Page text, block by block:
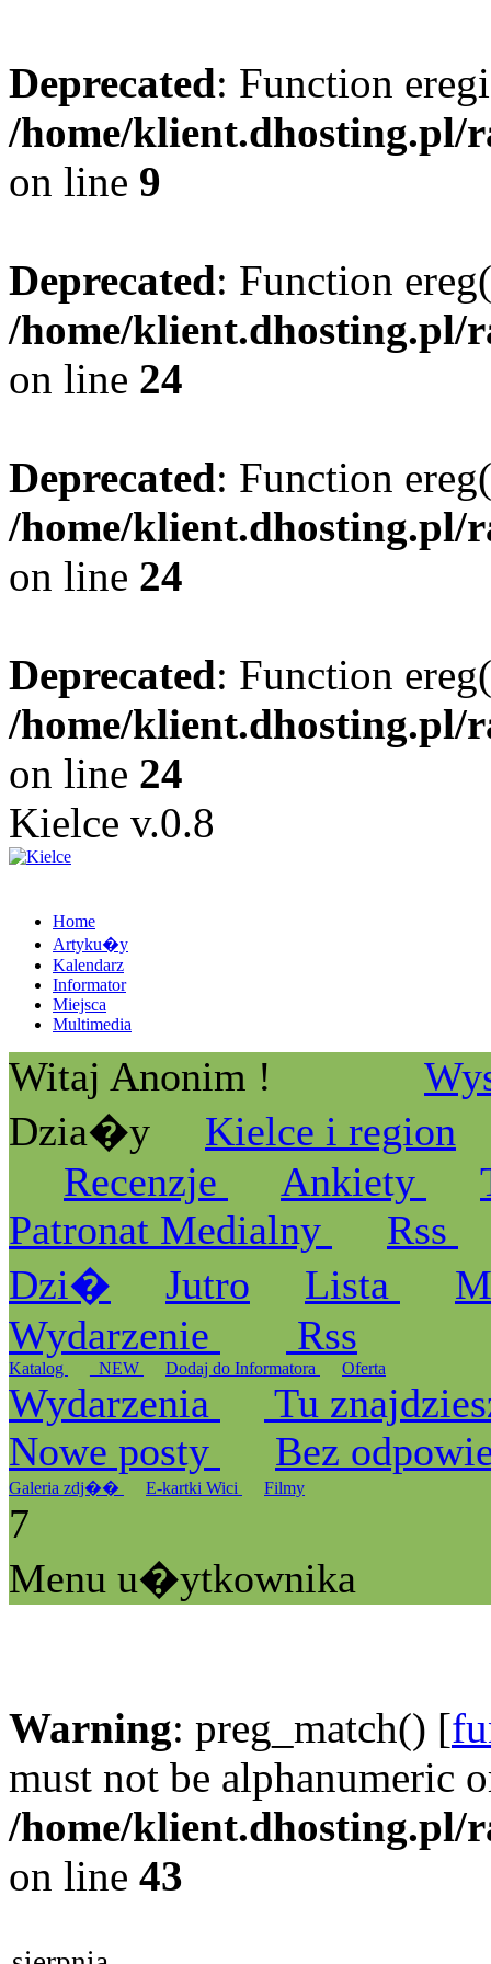
Deprecated: Function
/home/klient.dhosting.pl/
on line 9
Deprecated: Function
/home/klient.dhosting.pl/
on line 24
Deprecated: Function
/home/klient.dhosting.pl/
on line 24
Deprecated: Function
/home/klient.dhosting.pl/
on line 24
Kielce v.0.8
Home
Artyku�y
Kalendarz
Informator
Miejsca
Multimedia
Witaj Anonim !
Dzia�y
Kielce i region
Recenzje
Ankiety
Patronat Medialny
Rss
Dzi�
Jutro Lista
Wydarzenie
Rss
Katalog _NEW Dodaj do Informatora Oferta
Wydarzenia
Tu
Nowe posty
Bez
Galeria zdj�� E-kartki Wici Filmy
7
Menu u�ytkownika
Warning: preg_match() [
must not be alphanumeric
/home/klient.dhosting.pl/
on line 43